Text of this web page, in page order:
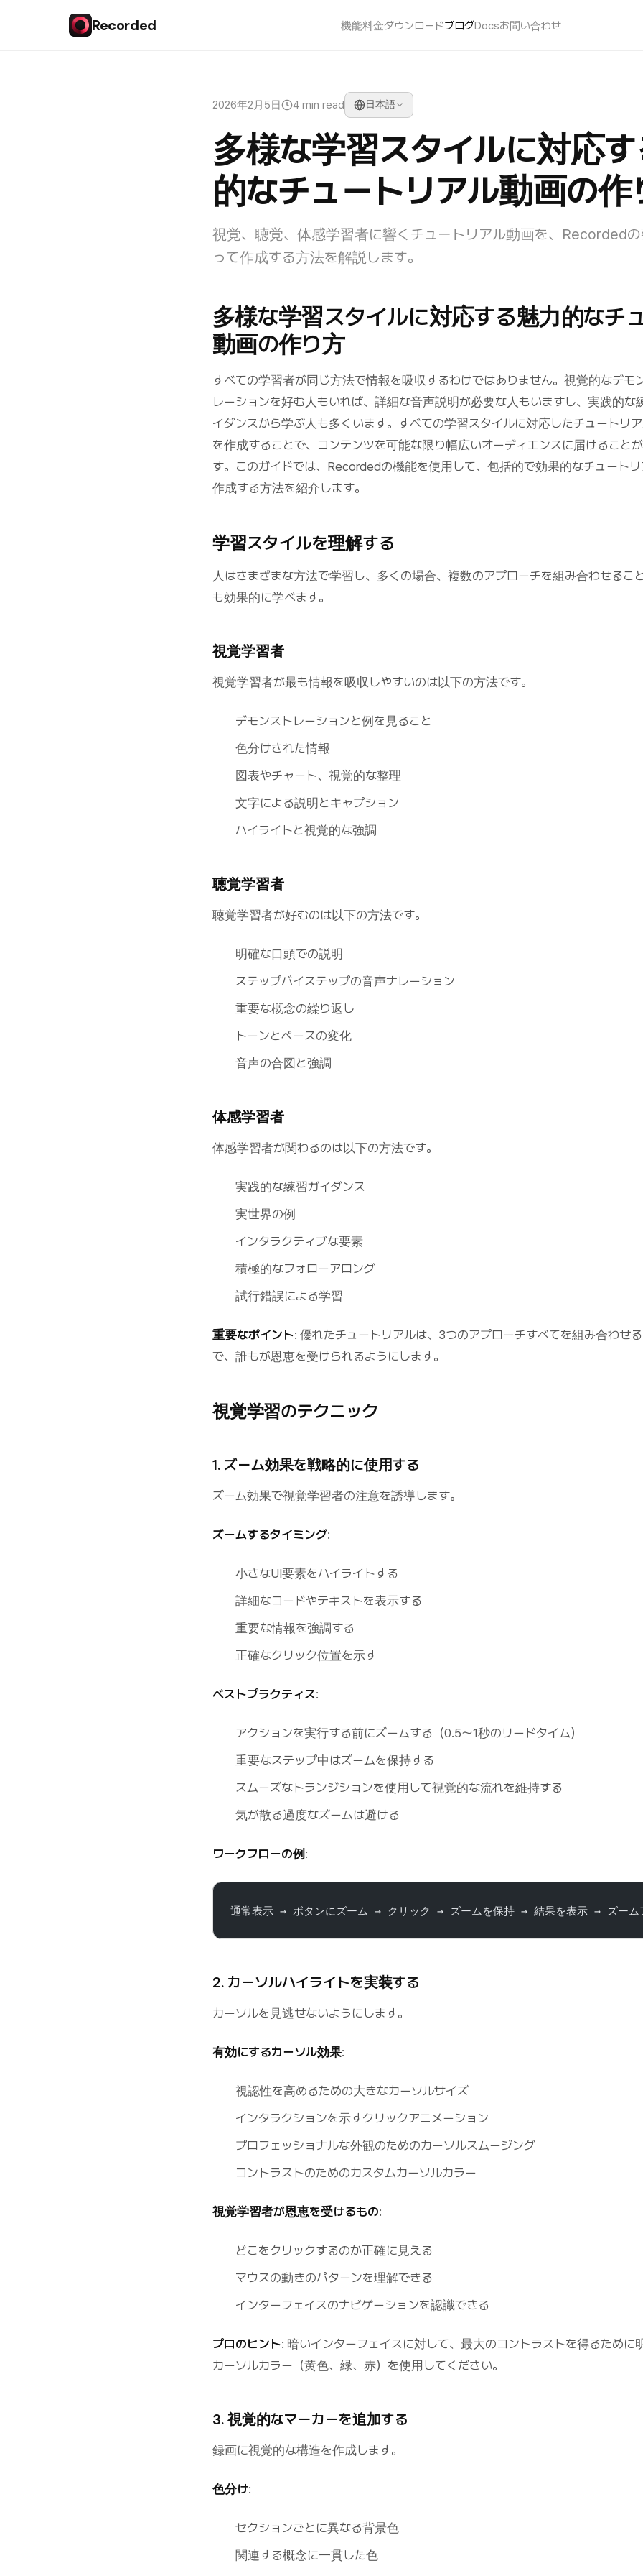
Recorded 機能料金ダウンロードブログDocsお問い合わせ
2026年2月5日 4 min read 日本語
多様な学習スタイルに対応
的なチュートリアル動画の作
視覚、聴覚、体感学習者に響くチュートリアル動画を、Recorded
って作成する方法を解説します。
多様な学習スタイルに対応する魅力的なチ
動画の作り方
すべての学習者が同じ方法で情報を吸収するわけではありません。視覚的なデモ
レーションを好む人もいれば、詳細な音声説明が必要な人もいますし、実践的な
イダンスから学ぶ人も多くいます。すべての学習スタイルに対応したチュートリ
を作成することで、コンテンツを可能な限り幅広いオーディエンスに届けること
す。このガイドでは、Recordedの機能を使用して、包括的で効果的なチュート
作成する方法を紹介します。
学習スタイルを理解する
人はさまざまな方法で学習し、多くの場合、複数のアプローチを組み合わせるこ
も効果的に学べます。
視覚学習者
視覚学習者が最も情報を吸収しやすいのは以下の方法です。
デモンストレーションと例を見ること
色分けされた情報
図表やチャート、視覚的な整理
文字による説明とキャプション
ハイライトと視覚的な強調
聴覚学習者
聴覚学習者が好むのは以下の方法です。
明確な口頭での説明
ステップバイステップの音声ナレーション
重要な概念の繰り返し
トーンとペースの変化
音声の合図と強調
体感学習者
体感学習者が関わるのは以下の方法です。
実践的な練習ガイダンス
実世界の例
インタラクティブな要素
積極的なフォローアロング
試行錯誤による学習
重要なポイント: 優れたチュートリアルは、3つのアプローチすべてを組み合わせ
で、誰もが恩恵を受けられるようにします。
視覚学習のテクニック
1. ズーム効果を戦略的に使用する
ズーム効果で視覚学習者の注意を誘導します。
ズームするタイミング:
小さなUI要素をハイライトする
詳細なコードやテキストを表示する
重要な情報を強調する
正確なクリック位置を示す
ベストプラクティス:
アクションを実行する前にズームする（0.5〜1秒のリードタイム）
重要なステップ中はズームを保持する
スムーズなトランジションを使用して視覚的な流れを維持する
気が散る過度なズームは避ける
ワークフローの例 :
通常表示 → ボタンにズーム → クリック → ズームを保持 → 結果を表示 → ズーム
2. カーソルハイライトを実装する
カーソルを見逃せないようにします。
有効にするカーソル効果:
視認性を高めるための大きなカーソルサイズ
インタラクションを示すクリックアニメーション
プロフェッショナルな外観のためのカーソルスムージング
コントラストのためのカスタムカーソルカラー
視覚学習者が恩恵を受けるもの:
どこをクリックするのか正確に見える
マウスの動きのパターンを理解できる
インターフェイスのナビゲーションを認識できる
プロのヒント: 暗いインターフェイスに対して、最大のコントラストを得るために
カーソルカラー（黄色、緑、赤）を使用してください。
3. 視覚的なマーカーを追加する
録画に視覚的な構造を作成します。
色分け:
セクションごとに異なる背景色
関連する概念に一貫した色